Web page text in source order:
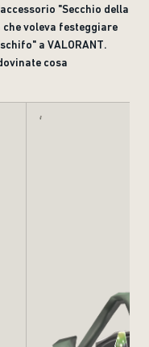
"Secchio della
voleva festeggiare
a VALORANT.
cosa